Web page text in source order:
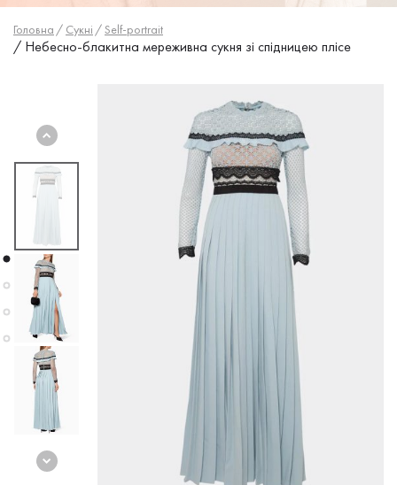
Головна / Сукнi /Self-portrait
/ Небесно-блакитна мереживна сукня зі спідницею плісе